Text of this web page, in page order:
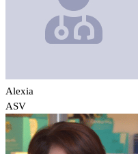
Alexia
ASV